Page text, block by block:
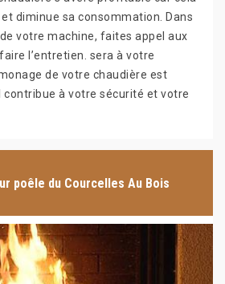
diminue sa consommation. Dans
votre machine, faites appel aux
l’entretien. sera à votre
de votre chaudière est
contribue à votre sécurité et votre
poêle du Courcelles Au Bois